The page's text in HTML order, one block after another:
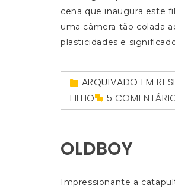
cena que inaugura este
uma câmera tão colada
plasticidades e
ARQUIVADO EM
FILHO
5
OLDBOY
Impressionante a